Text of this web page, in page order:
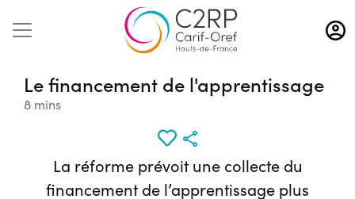
Aller
au
contenu
Le financement de l'apprentissage
8 mins
La réforme prévoit une collecte du
financement de l’apprentissage plus